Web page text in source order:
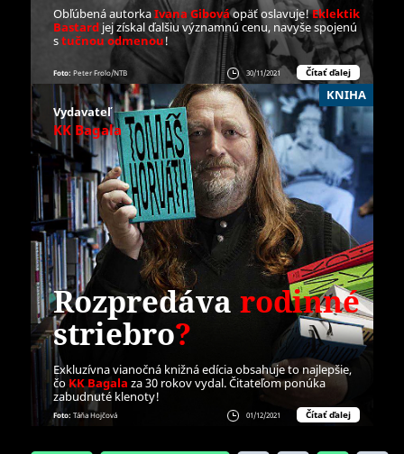
Obľúbená autorkaIvana Gibováopäť oslavuje!Eklektik
Bastard jej získal ďalšiu významnú cenu, navyše spojenú
stučnou odmenou!
30/11/2021 Čítať ďalej
Foto: Peter Frolo/NTB
KNIHA
Vydavateľ
KK Bagala
Rozpredáva rodinné
striebro?
Exkluzívna vianočná knižná edícia obsahuje to najlepšie,
čoKK Bagala za 30 rokov vydal. Čitateľom ponúka
zabudnuté klenoty!
01/12/2021 Čítať ďalej
Foto: Táňa Hojčová